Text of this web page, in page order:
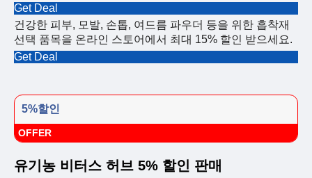
Get Deal
건강한 피부, 모발, 손톱, 여드름 파우더 등을 위한 흡착재
선택 품목을 온라인 스토어에서 최대 15% 할인 받으세요.
Get Deal
5%할인
OFFER
유기농 비터스 허브 5% 할인 판매